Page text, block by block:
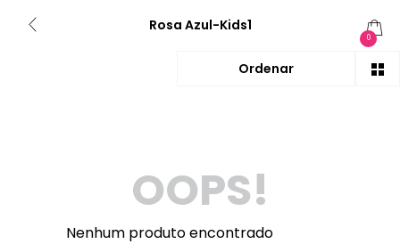
Rosa Azul-Kids1
0
OOPS!
Nenhum produto encontrado